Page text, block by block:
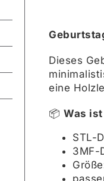
Dieses
eine
📦 Was
STL-
3MF-